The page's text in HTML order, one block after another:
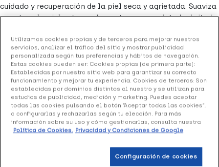
cuidado y recuperación de la piel seca y agrietada. Suaviza
y protege la piel extremadamente seca, agrietada, irritada
cutánea y crea una barrera protectora.
Formato de Eucerin Aquaphor: envase de 220 ml.
Añadir a la Wishlist
Entrega rápida y gratuitaen farmacia
en 24-48h laborables
Utilizamos cookies propias y de terceros para mejorar nuestros
servicios, analizar el tráfico del sitio y mostrar publicidad
personalizada según tus preferencias y hábitos de navegación.
Estas cookies pueden ser: Cookies propias (de primera parte):
Establecidas por nuestro sitio web para garantizar su correcto
funcionamiento y mejorar tu experiencia. Cookies de terceros: Son
establecidas por dominios distintos al nuestro y se utilizan para
estudios de publicidad, medición y marketing. Puedes aceptar
todas las cookies pulsando el botón “Aceptar todas las cookies”,
o configurarlas y rechazarlas según tu elección. Para más
información sobre su uso y cómo gestionarlas, consulta nuestra
Política de Cookies. Privacidad y Condiciones de Google
Configuración de cookies